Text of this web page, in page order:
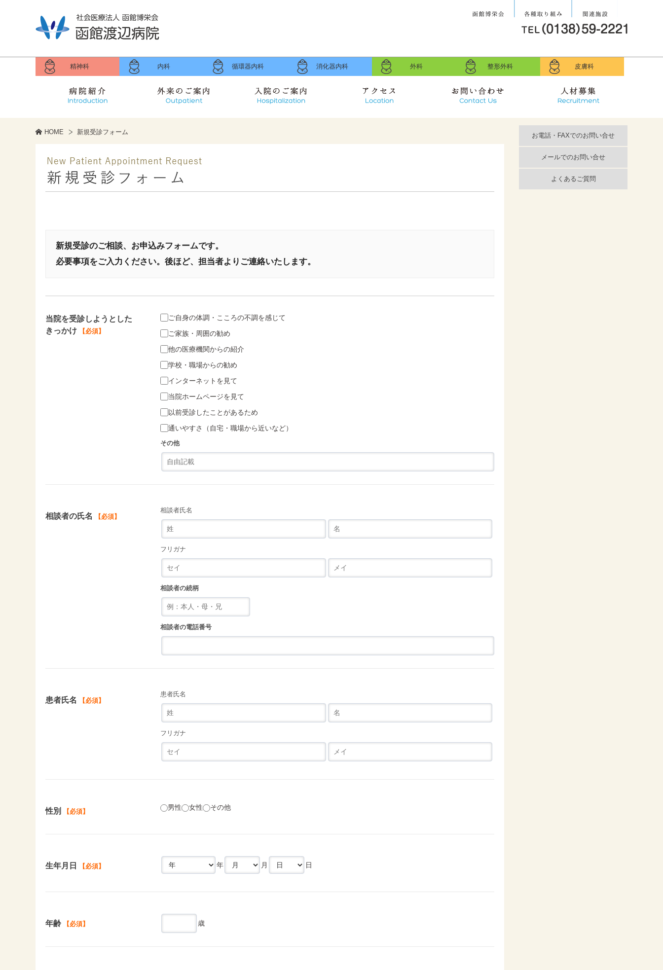
各種取り組み 関連施設
精神科 内科 循環器内科 消化器内科 外科 整形外科 皮膚科
理事長のご挨拶
病院長のご挨拶
病院概要
各種取り組み
関連施設
臨床研究
HOME 新規受診フォーム
新規受診のご相談、お申込みフォームです。
必要事項をご入力ください。後ほど、担当者よりご連絡いたします。
当院を受診しようとした
きっかけ
【必須】
ご自身の体調・こころの不調を感じて
ご家族・周囲の勧め
他の医療機関からの紹介
学校・職場からの勧め
インターネットを見て
当院ホームページを見て
以前受診したことがあるため
通いやすさ（自宅・職場から近いなど）
その他
相談者の氏名 【必須】
相談者氏名
フリガナ
相談者の続柄
相談者の電話番号
患者氏名 【必須】
患者氏名
フリガナ
性別 【必須】
男性 女性 その他
生年月日 【必須】 年 月 日
年齢 【必須】 歳
お電話・FAXでのお問い合せ
メールでのお問い合せ
よくあるご質問